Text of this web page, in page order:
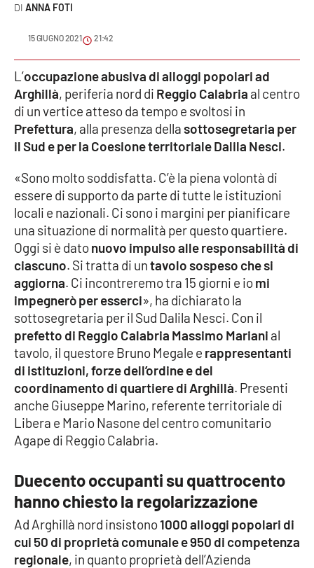
VIDEO
Ambiente
Cronaca
Cultura
Economia e Lavoro
Politica
Sanità
Società
Sport
RUBRICHE
Parchi Marini Calabria
Leggendo Alvaro insieme
ANNA FOTI
15 GIUGNO 2021 21:42
L’occupazione abusiva di alloggi popolari ad
Arghillà, periferia nord di Reggio Calabria al centro
di un vertice atteso da tempo e svoltosi in
Prefettura, alla presenza dellasottosegretaria per
il Sud e per la Coesione territoriale Dalila Nesci.
«Sono molto soddisfatta. C’è la piena volontà di
essere di supporto da parte di tutte le istituzioni
locali e nazionali. Ci sono i margini per pianificare
una situazione di normalità per questo quartiere.
Oggi si è datonuovo impulso alle responsabilità di
ciascuno. Si tratta di untavolo sospeso che si
aggiorna. Ci incontreremo tra 15 giorni e iomi
impegnerò per esserci», ha dichiarato la
sottosegretaria per il Sud Dalila Nesci. Con il
prefetto di Reggio Calabria Massimo Mariani al
tavolo, il questore Bruno Megale e rappresentanti
di istituzioni, forze dell’ordine e del
coordinamento di quartiere di Arghillà. Presenti
anche Giuseppe Marino, referente territoriale di
Libera e Mario Nasone del centro comunitario
Agape di Reggio Calabria.
Duecento occupanti su quattrocento
hanno chiesto la regolarizzazione
Ad Arghillà nord insistono1000 alloggi popolari di
cui 50 di proprietà comunale e 950 di competenza
regionale, in quanto proprietà dell’Azienda